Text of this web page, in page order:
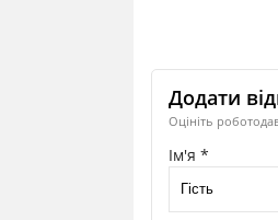
Додати
Оцініть
Ім'я *